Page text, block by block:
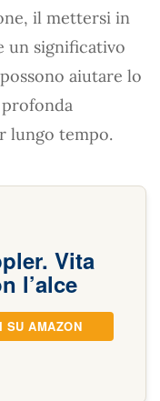
il mettersi in
un significativo
aiutare lo
lungo tempo.
Vita
l’alce
SU AMAZON